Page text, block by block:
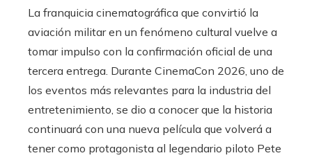
La franquicia cinematográfica que convirtió la
aviación militar en un fenómeno cultural vuelve a
tomar impulso con la confirmación oficial de una
tercera entrega. Durante CinemaCon 2026, uno de
los eventos más relevantes para la industria del
entretenimiento, se dio a conocer que la historia
continuará con una nueva película que volverá a
tener como protagonista al legendario piloto Pete